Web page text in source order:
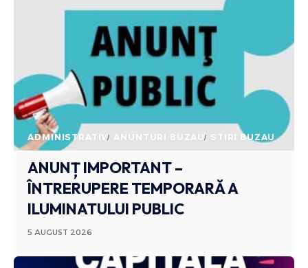
ADMINISTRATIV ANUNTURI BUZAU STIRI BUZAU
ANUNȚ IMPORTANT –
ÎNTRERUPERE TEMPORARĂ A
ILUMINATULUI PUBLIC
5 AUGUST 2026